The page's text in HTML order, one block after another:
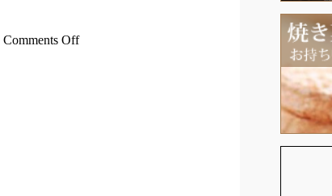
Comments Off